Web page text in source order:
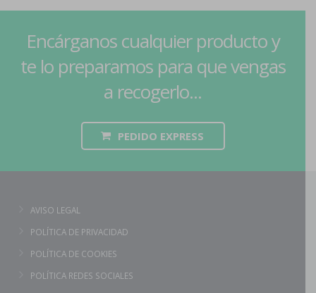
Encárganos cualquier producto y
te lo preparamos para que vengas
a recogerlo...
PEDIDO EXPRESS
AVISO LEGAL
POLÍTICA DE PRIVACIDAD
POLÍTICA DE COOKIES
POLÍTICA REDES SOCIALES